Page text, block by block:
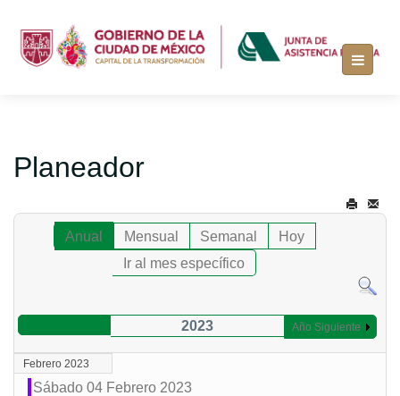
Planeador
Anual Mensual Semanal
Hoy
Ir al mes específico
2023 Año Siguiente
Febrero 2023
Sábado 04 Febrero 2023